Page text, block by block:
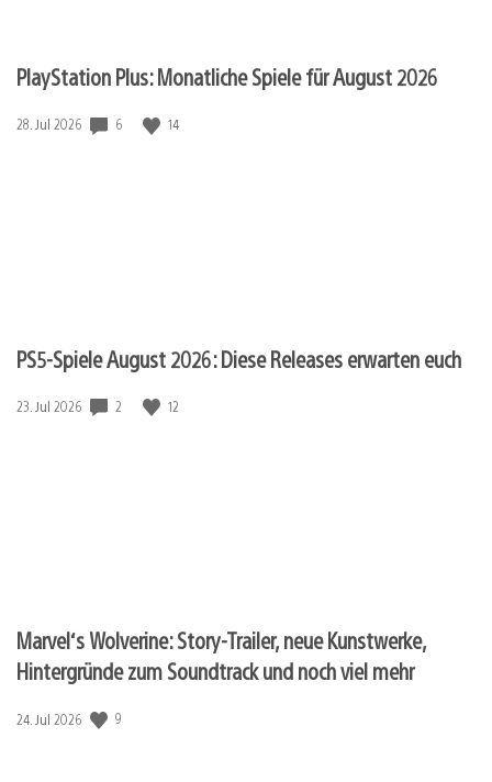
PlayStation Plus: Monatliche Spiele für August 2026
Veröffentlichungsdatum:
28. Jul 2026 6 14
PS5-Spiele August 2026: Diese Releases erwarten euch
Veröffentlichungsdatum:
23. Jul 2026 2 12
Marvel‘s Wolverine: Story-Trailer, neue Kunstwerke,
Hintergründe zum Soundtrack und noch viel mehr
Veröffentlichungsdatum:
24. Jul 2026 9